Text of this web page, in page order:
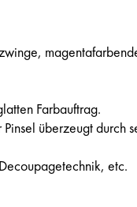
Farbauftrag.
überzeugt durch
etc.